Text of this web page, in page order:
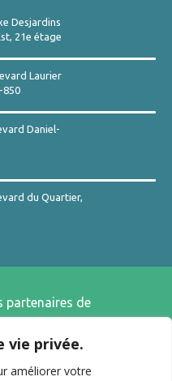
vie privée.
améliorer votre
Desjardins
21e étage
Laurier
850
Daniel-
du Quartier,
partenaires de